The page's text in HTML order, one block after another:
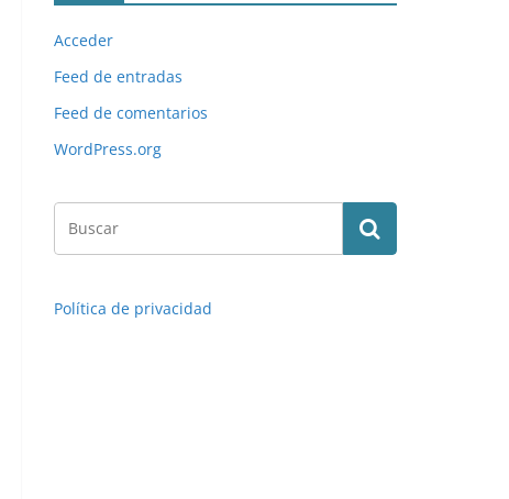
Acceder
Feed de entradas
Feed de comentarios
WordPress.org
Política de privacidad